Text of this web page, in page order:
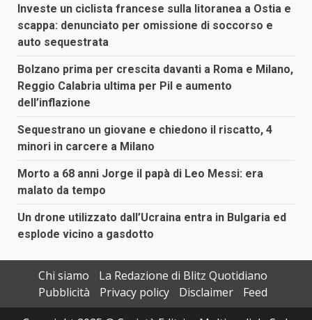
Investe un ciclista francese sulla litoranea a Ostia e
scappa: denunciato per omissione di soccorso e
auto sequestrata
Bolzano prima per crescita davanti a Roma e Milano,
Reggio Calabria ultima per Pil e aumento
dell’inflazione
Sequestrano un giovane e chiedono il riscatto, 4
minori in carcere a Milano
Morto a 68 anni Jorge il papà di Leo Messi: era
malato da tempo
Un drone utilizzato dall’Ucraina entra in Bulgaria ed
esplode vicino a gasdotto
Chi siamo
La Redazione di Blitz Quotidiano
Pubblicità
Privacy policy Disclaimer
Feed